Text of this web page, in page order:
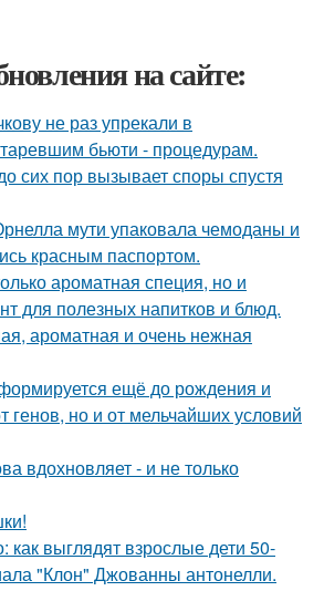
на сайте:
не раз упрекали в
бьюти - процедурам.
сих пор вызывает споры спустя
мути упаковала чемоданы и
красным паспортом.
ароматная специя, но и
для полезных напитков и блюд.
ароматная и очень нежная
ещё до рождения и
генов, но и от мельчайших условий
вдохновляет - и не только
как выглядят взрослые дети 50-
"Клон" Джованны антонелли.